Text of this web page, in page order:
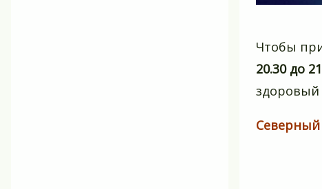
Чтобы
20.30 до
здоровый